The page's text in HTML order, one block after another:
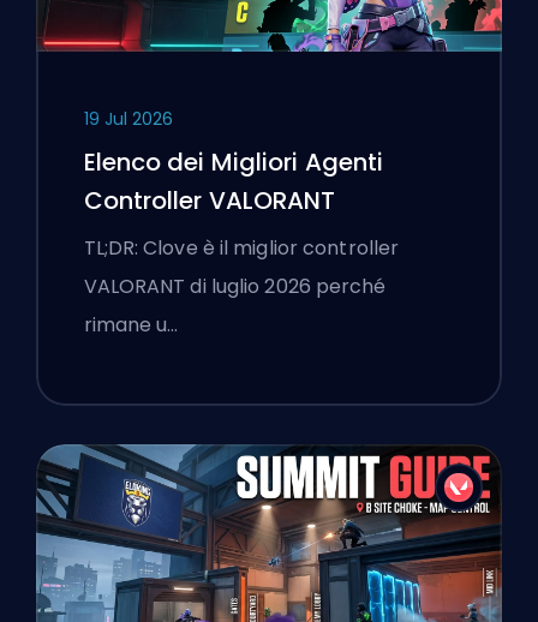
19 Jul 2026
Elenco dei Migliori Agenti
Controller VALORANT
TL;DR: Clove è il miglior controller
VALORANT di luglio 2026 perché
rimane u…